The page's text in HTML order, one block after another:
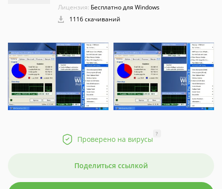
Лицензия: Бесплатно для Windows
1116 скачиваний
Проверено на вирусы
?
Поделиться ссылкой